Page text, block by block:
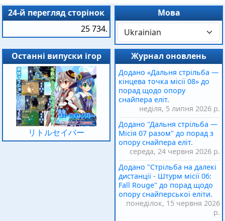
24-й перегляд сторінок
25 734.
Мова
Останні випуски ігор
リトルセイバー
Журнал оновлень
Додано «Дальня стрільба —
кінцева точка місії 08» до
порад щодо опору
снайпера еліт.
неділя, 5 липня 2026 р.
Додано "Дальня стрільба —
Місія 07 разом" до порад з
опору снайпера еліт.
середа, 24 червня 2026 р.
Додано "Стрільба на далекі
дистанції - Штурм місії 06:
Fall Rouge" до порад щодо
опору снайперської еліти.
понеділок, 15 червня 2026
р.